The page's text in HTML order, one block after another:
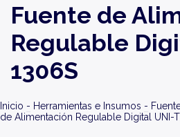
Fuente de
Regulable
1306S
Inicio - Herramientas e Insumos -
de Alimentación Regulable Digital UNI-